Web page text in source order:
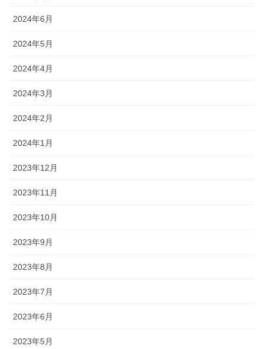
2024年6月
2024年5月
2024年4月
2024年3月
2024年2月
2024年1月
2023年12月
2023年11月
2023年10月
2023年9月
2023年8月
2023年7月
2023年6月
2023年5月